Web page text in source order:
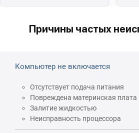
Причины частых
Компьютер не включается
Отсутствует подача питания
Повреждена материнская плата
Залитие жидкостью
Неисправность процессора